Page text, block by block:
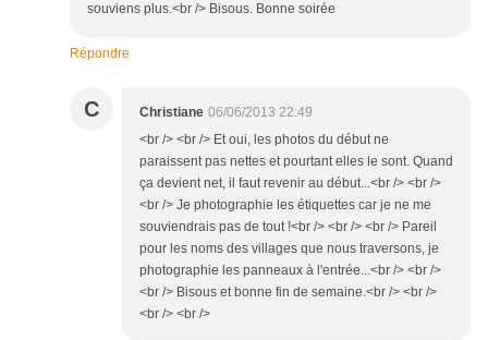
souviens plus.<br /> Bisous. Bonne soirée
Répondre
C Christiane 06/06/2013 22:49
<br /> <br /> Et oui, les photos du début ne
paraissent pas nettes et pourtant elles le sont. Quand
ça devient net, il faut revenir au début...<br /> <br />
<br /> Je photographie les étiquettes car je ne me
souviendrais pas de tout !<br /> <br /> <br /> Pareil
pour les noms des villages que nous traversons, je
photographie les panneaux à l'entrée...<br /> <br />
<br /> Bisous et bonne fin de semaine.<br /> <br />
<br /> <br />